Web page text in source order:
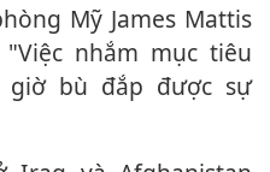
nhắm mục tiêu
giờ bù đắp được sự